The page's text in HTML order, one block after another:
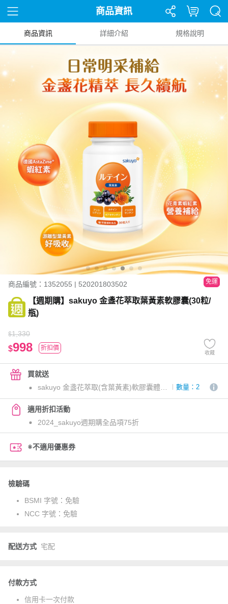
商品資訊
商品資訊 詳細介紹 規格說明
商品編號：1352055 | 520201803502 免運
【週期購】sakuyo 金盞花萃取葉黃素軟膠囊(30粒/
瓶)
$1,330
$998 折扣價
收藏
買就送
sakuyo 金盞花萃取(含葉黃素)軟膠囊體驗包三日份(3顆入)
數量：2
適用折扣活動
2024_sakuyo週期購全品項75折
※不適用優惠券
檢驗碼
BSMI 字號： 免驗
NCC 字號： 免驗
配送方式 宅配
付款方式
信用卡一次付款